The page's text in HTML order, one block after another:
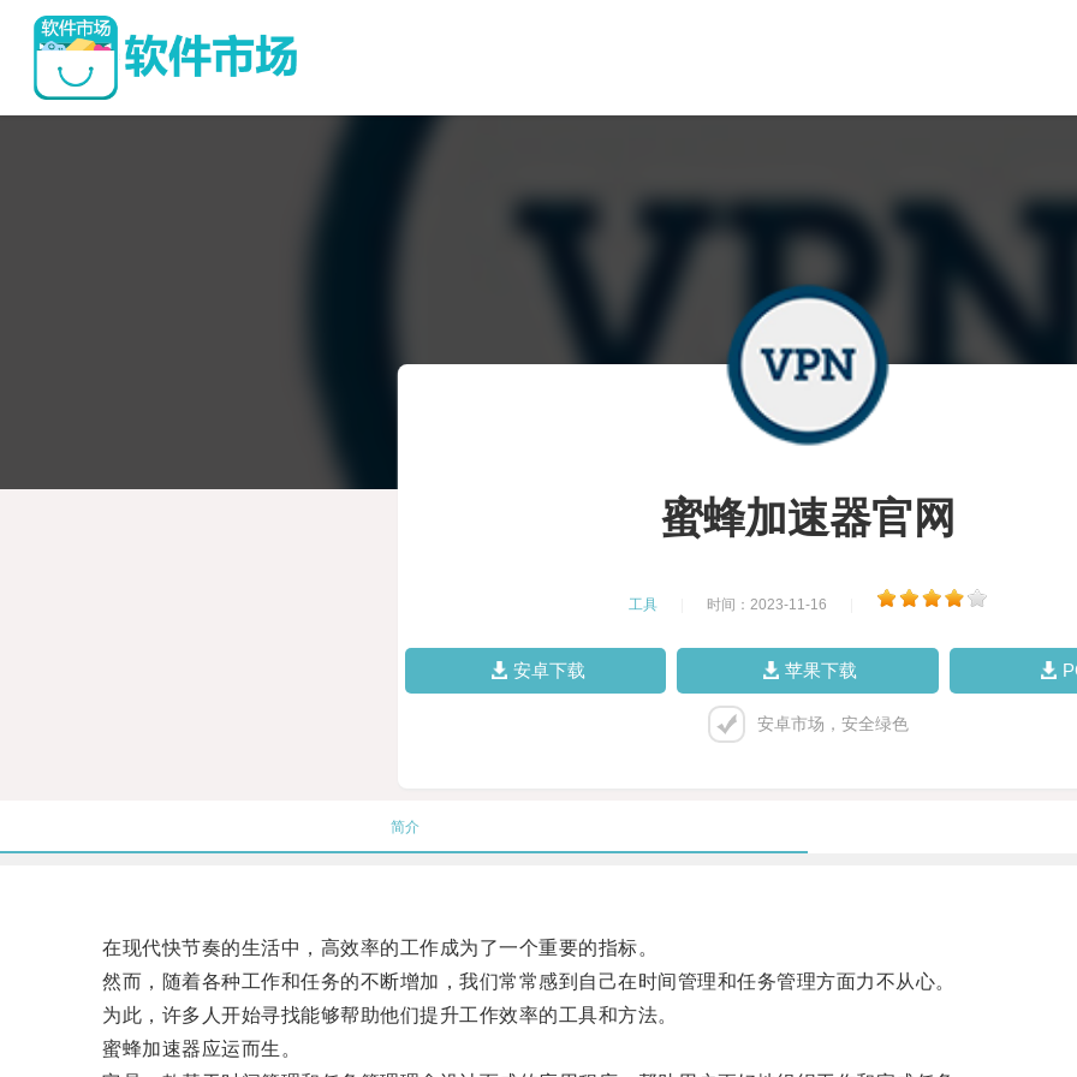
蜜蜂加速器官网
工具 时间：2023-11-16
安卓下载 苹果下载
安卓市场，安全绿色
简介
在现代快节奏的生活中，高效率的工作成为了一个重要的指标。
然而，随着各种工作和任务的不断增加，我们常常感到自己在时间管理和任务管理方面力不从心。
为此，许多人开始寻找能够帮助他们提升工作效率的工具和方法。
蜜蜂加速器应运而生。